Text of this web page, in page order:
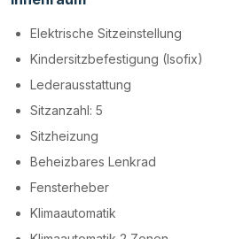
Elektrische Sitzeinstellung
Kindersitzbefestigung (Isofix)
Lederausstattung
Sitzanzahl: 5
Sitzheizung
Beheizbares Lenkrad
Fensterheber
Klimaautomatik